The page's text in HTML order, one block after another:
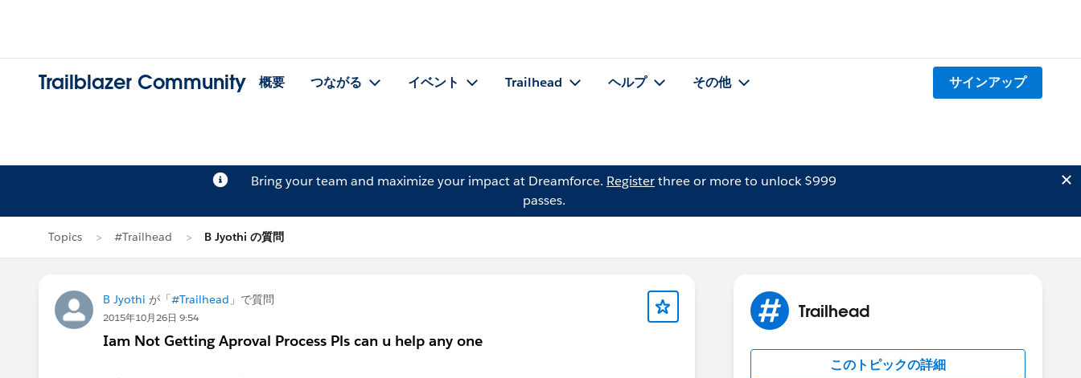
Trailblazer Community 概要 つながる イベント Trailhead ヘルプ その他 サインアップ
Bring your team and maximize your impact at Dreamforce. Registerthree or more to unlock $999
passes.
Topics #Trailhead B Jyothi の質問
B Jyothi が「#Trailhead 」で質問
2015年10月26日 9:54
Iam Not Getting Aproval Process Pls can u help any one
Trailhead
このトピックの詳細